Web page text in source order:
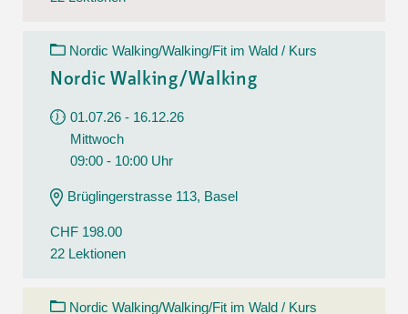
Nordic Walking/Walking/Fit im Wald / Kurs
Nordic Walking/Walking
01.07.26 - 16.12.26
Mittwoch
09:00 - 10:00 Uhr
Brüglingerstrasse 113, Basel
CHF 198.00
22 Lektionen
Nordic Walking/Walking/Fit im Wald / Kurs